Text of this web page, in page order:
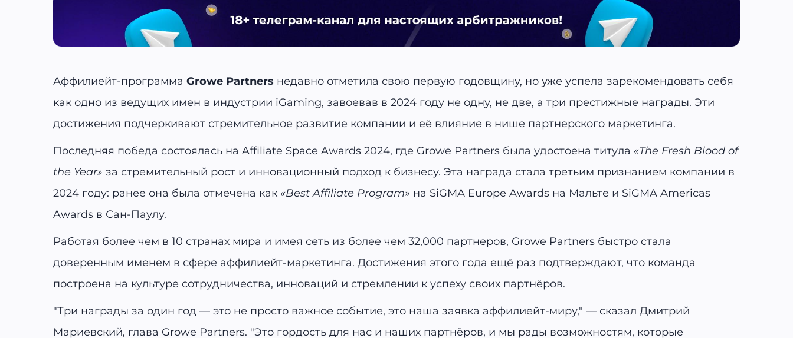
Аффилиейт-программа Growe Partners недавно отметила свою первую годовщину, но уже успела зарекомендовать себя
как одно из ведущих имен в индустрии iGaming, завоевав в 2024 году не одну, не две, а три престижные награды. Эти
достижения подчеркивают стремительное развитие компании и её влияние в нише партнерского маркетинга.
Последняя победа состоялась на Affiliate Space Awards 2024, где Growe Partners была удостоена титула «The Fresh Blood of
the Year» за стремительный рост и инновационный подход к бизнесу. Эта награда стала третьим признанием компании в
2024 году: ранее она была отмечена как «Best Affiliate Program» на SiGMA Europe Awards на Мальте и SiGMA Americas
Awards в Сан-Паулу.
Работая более чем в 10 странах мира и имея сеть из более чем 32,000 партнеров, Growe Partners быстро стала
доверенным именем в сфере аффилиейт-маркетинга. Достижения этого года ещё раз подтверждают, что команда
построена на культуре сотрудничества, инноваций и стремлении к успеху своих партнёров.
"Три награды за один год — это не просто важное событие, это наша заявка аффилиейт-миру," — сказал Дмитрий
Мариевский, глава Growe Partners. "Это гордость для нас и наших партнёров, и мы рады возможностям, которые